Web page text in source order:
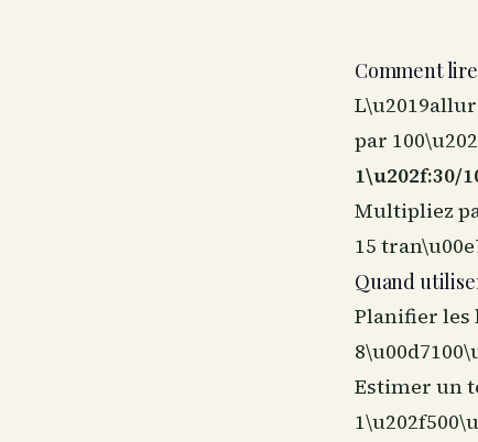
Comment
par
1\u202f:30/
Multipliez
15
Quand
Planifier les
Estimer un